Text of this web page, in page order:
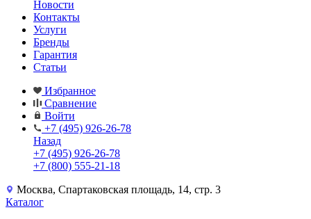
Новости
Контакты
Услуги
Бренды
Гарантия
Статьи
Избранное
Сравнение
Войти
+7 (495) 926-26-78
Назад
+7 (495) 926-26-78
+7 (800) 555-21-18
Москва, Спартаковская площадь, 14, стр. 3
Каталог